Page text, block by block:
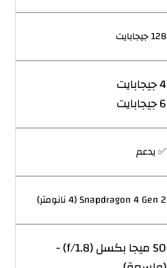
128 جيجابايت
4 جيجابايت
6 جيجابايت
✅ يدعم
Snapdragon 4 Gen 2 (4 نانومتر)
50 ميجا بكسل (f/1.8) -